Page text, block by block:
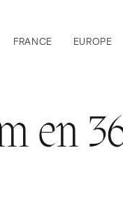
FRANCE EUROPE
en